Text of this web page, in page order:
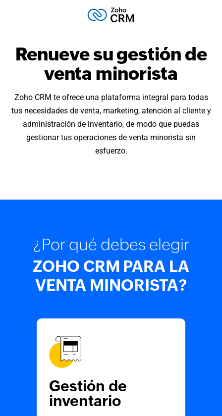
Renueve su gestión de
venta minorista
Zoho CRM te ofrece una plataforma integral para todas
tus necesidades de venta, marketing, atención al cliente y
administración de inventario, de modo que puedas
gestionar tus operaciones de venta minorista sin
esfuerzo.
¿Por qué debes elegir
ZOHO CRM PARA LA
VENTA MINORISTA?
Gestión de
inventario